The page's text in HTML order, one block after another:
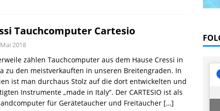
Tauchcomputer Cartesio
2018
zählen Tauchcomputer aus dem Hause Cressi in
zu den meistverkauften in unseren Breitengraden. In
ist man durchaus Stolz auf die dort entwickelten und
Instrumente „made in Italy“. Der CARTESIO ist als
für Gerätetaucher und Freitaucher […]